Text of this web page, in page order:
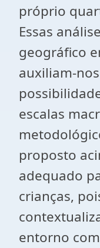
próprio
Essas
geográfico
auxiliam-
escalas
proposto
adequado
crianças,
entorno